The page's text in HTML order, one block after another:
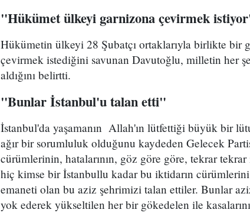
"Hükümet ülkeyi garnizona çevirmek
Hükümetin ülkeyi 28 Şubatçı ortaklarıyla birlikte bir
çevirmek istediğini savunan Davutoğlu, milletin her
aldığını belirtti.
"Bunlar İstanbul'u talan etti"
İstanbul'da yaşamanın Allah'ın lütfettiği büyük bir
ağır bir sorumluluk olduğunu kaydeden Gelecek
cürümlerinin, hatalarının, göz göre göre, tekrar
hiç kimse bir İstanbullu kadar bu iktidarın
emaneti olan bu aziz şehrimizi talan ettiler. Bunlar
yok ederek yükseltilen her bir gökedelen ile